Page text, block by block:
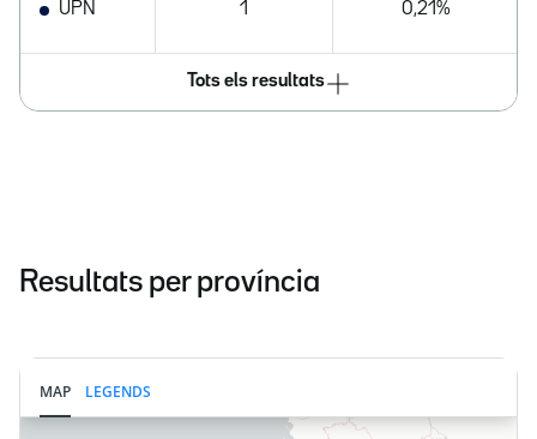
UPN 1 0,21%
Tots els resultats
Resultats per província